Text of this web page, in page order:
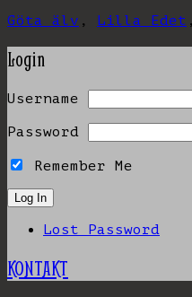
Göta älv , Lilla Edet
Login
Username
Password
Remember Me
Lost Password
KONTAKT